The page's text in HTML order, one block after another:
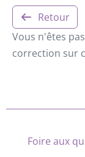
Retour
Vous n'êtes
correction sur
Foire aux